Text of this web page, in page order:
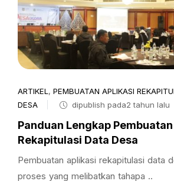
ARTIKEL , PEMBUATAN APLIKASI
DESA
dipublish pada2 tahun lalu
Panduan Lengkap
Rekapitulasi Data Desa
Pembuatan aplikasi rekapitulasi data
proses yang melibatkan tahapa ..